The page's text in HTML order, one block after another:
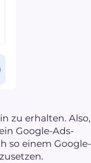
zu erhalten. Also,
Google-Ads-
so einem Google-